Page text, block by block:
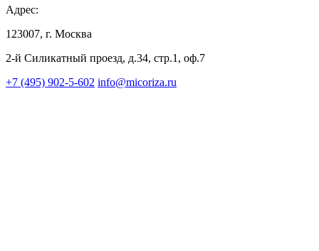
Адрес:
123007, г. Москва
2-й Силикатный проезд, д.34, стр.1, оф.7
+7 (495) 902-5-602 info@micoriza.ru